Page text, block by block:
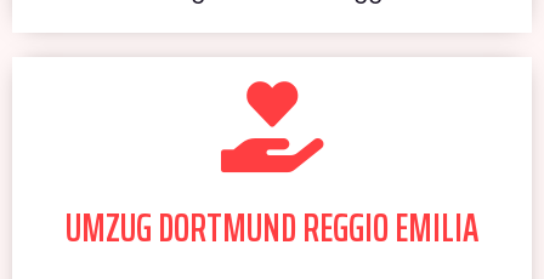
UMZUG DORTMUND REGGIO EMILIA